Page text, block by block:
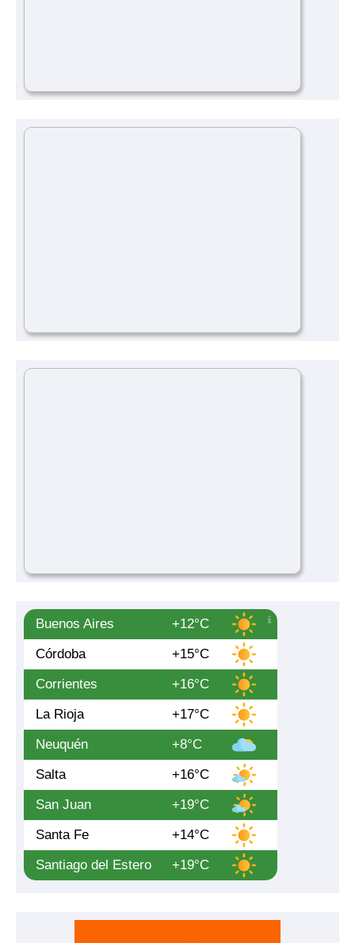
Buenos Aires
+12°C
Córdoba
+15°C
Corrientes
+16°C
La Rioja
+17°C
Neuquén
+8°C
Salta
+16°C
San Juan
+19°C
Santa Fe
+14°C
Santiago del Estero
+19°C